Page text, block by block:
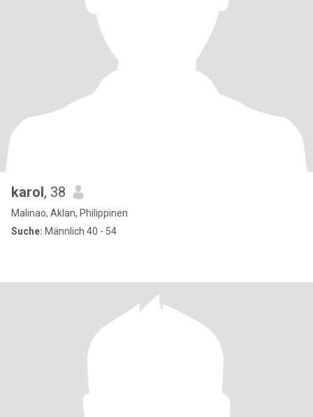
karol, 38
Malinao, Aklan, Philippinen
Suche: Männlich 40 - 54